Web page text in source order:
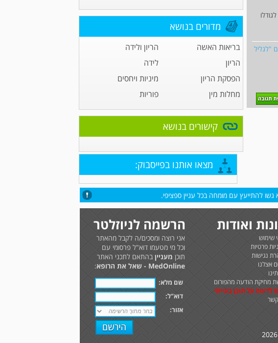
"לגליל
מדורים בנושא
בריאות האשה
הריון ולידה
הריון
לידה
הפסקת הריון
מיניות ויחסים
מחלות מין
פוריות
קישורים בנושא
מצאו אותנו בפייסבוק:
גשו להתייעץ עם מומחה בכל עניין ספציפי.
ואודות
שימוש
פרטיות
נגישות
אצלנו
מחיקת הודעה מהפורום
לדיווח על תוכן בעייתי
הרשמה לניוזלטר
אני רוצה ומסכים/ה לקבל מהאתר
וכל מי מטעמו דוא"ל פרסומי עם
תוכן מענייןבהתאם לתכני האתר
MedOnline - שאל את הרופא
:
שם מלא:
דוא"ל:
אזור: